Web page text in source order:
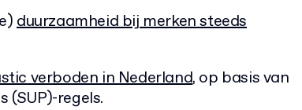
duurzaamheid bij merken steeds
verboden in Nederland, op basis van
(SUP)-regels.